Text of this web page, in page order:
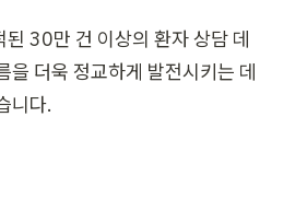
된 30만 건 이상의 환자 상담 데
을 더욱 정교하게 발전시키는 데
니다.